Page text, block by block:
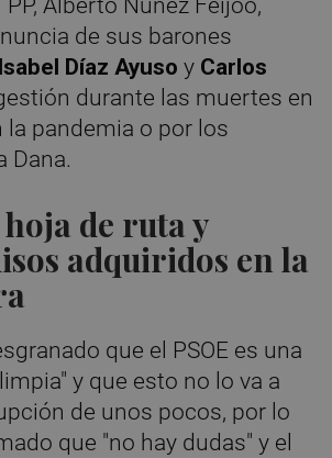
Alberto Núñez Feijóo,
de sus barones
Isabel Díaz Ayuso y Carlos
durante las muertes en
la pandemia o por los
Dana.
de ruta y
adquiridos en la
que el PSOE es una
y que esto no lo va a
de unos pocos, por lo
que "no hay dudas" y el